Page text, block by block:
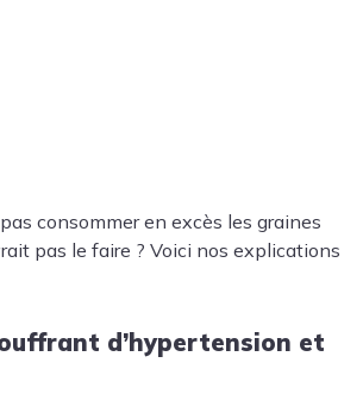
consommer en excès les graines
pas le faire ? Voici nos explications
d’hypertension et